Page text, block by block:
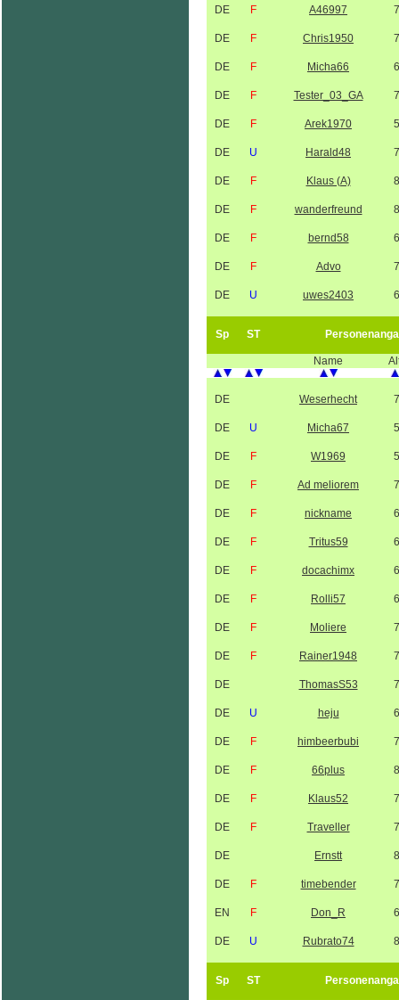
DE F A46997
DE F Chris1950
DE F Micha66
DE F Tester_03_GA
DE F Arek1970
DE U Harald48
DE F Klaus (A)
DE F wanderfreund
DE F bernd58
DE F Advo
DE U uwes2403
Sp ST
Name
DE Weserhecht
DE U Micha67
DE F W1969
DE F Ad meliorem
DE F nickname
DE F Tritus59
DE F docachimx
DE F Rolli57
DE F Moliere
DE F Rainer1948
DE ThomasS53
DE U heju
DE F himbeerbubi
DE F 66plus
DE F Klaus52
DE F Traveller
DE Ernstt
DE F timebender
EN F Don_R
DE U Rubrato74
Sp ST